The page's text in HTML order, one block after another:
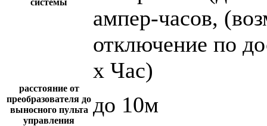
ампер-часов,
отключение по
х Час)
расстояние от
преобразователя до
выносного пульта
управления
до 10м